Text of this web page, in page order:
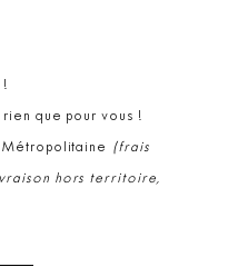
!
rien que pour vous !
Métropolitaine (frais
hors territoire,